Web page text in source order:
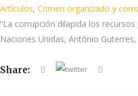
Artículos, Crimen organizado y
“La corrupción dilapida los
Naciones Unidas, António
Share: